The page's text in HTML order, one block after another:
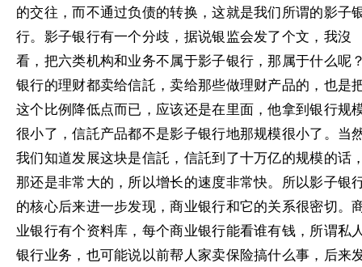
的交往，而不通过负债的转换，这就是我们所谓的影子
行。影子银行有一个分歧，据说银监会发了个文，我沒
看，把六类机构和业务不属于影子银行，那属于什么呢
银行的理财都卖给信託，卖给那些做理财产品的，也是
这个比例降低点而已，应该还是在里面，他拿到银行规
很小了，信託产品都不是影子银行地那规模很小了。当
我们知道发展这块是信託，信託到了十万亿的规模的话
那还是非常大的，所以增长的速度非常快。所以影子银
的核心后来进一步发现，商业银行和它的关系很密切。
业银行有个资料库，每个商业银行能看谁有钱，所谓私
银行业务，也可能说以前帮人家卖保险搞什么事，后来